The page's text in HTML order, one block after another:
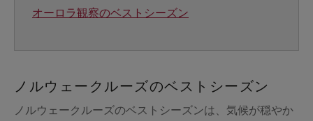
オーロラ観察のベストシーズン
ノルウェークルーズのベストシーズン
ノルウェークルーズのベストシーズンは、気候が穏やか